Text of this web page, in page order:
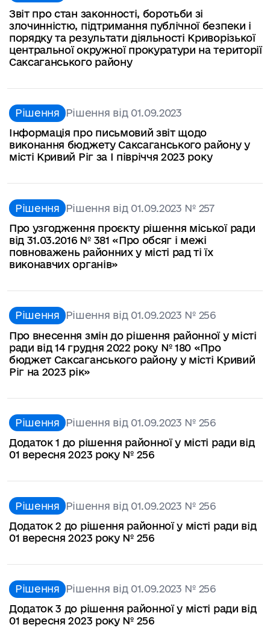
Звіт про стан законності, боротьби зі
злочинністю, підтримання публічної безпеки і
порядку та результати діяльності Криворізької
центральної окружної прокуратури на території
Саксаганського району
Рішення Рішення від 01.09.2023
Інформація про письмовий звіт щодо
виконання бюджету Саксаганського району у
місті Кривий Ріг за І півріччя 2023 року
Рішення Рішення від 01.09.2023 № 257
Про узгодження проєкту рішення міської ради
від 31.03.2016 № 381 «Про обсяг і межі
повноважень районних у місті рад ті їх
виконавчих органів»
Рішення Рішення від 01.09.2023 № 256
Про внесення змін до рішення районної у місті
ради від 14 грудня 2022 року № 180 «Про
бюджет Саксаганського району у місті Кривий
Ріг на 2023 рік»
Рішення Рішення від 01.09.2023 № 256
Додаток 1 до рішення районної у місті ради від
01 вересня 2023 року № 256
Рішення Рішення від 01.09.2023 № 256
Додаток 2 до рішення районної у місті ради від
01 вересня 2023 року № 256
Рішення Рішення від 01.09.2023 № 256
Додаток 3 до рішення районної у місті ради від
01 вересня 2023 року № 256